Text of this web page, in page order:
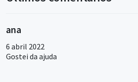
ana
6 abril 2022
Gostei da ajuda